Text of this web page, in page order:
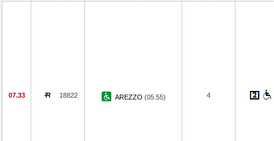
07.33 18822 AREZZO (05.55) 4